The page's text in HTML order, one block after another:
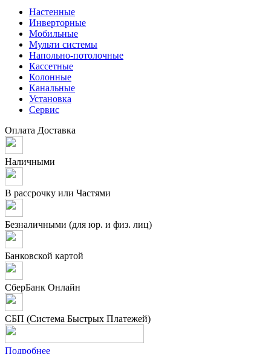
Настенные
Инверторные
Мобильные
Мульти системы
Напольно-потолочные
Кассетные
Колонные
Канальные
Установка
Сервис
Оплата Доставка
Наличными
В рассрочку или Частями
Безналичными (для юр. и физ. лиц)
Банковской картой
СберБанк Онлайн
СБП (Система Быстрых Платежей)
Подробнее